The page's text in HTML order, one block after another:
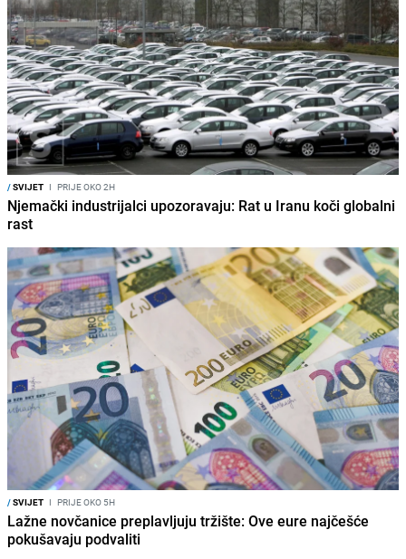
/SVIJET I PRIJE OKO 2H
Njemački industrijalci upozoravaju: Rat u Iranu koči globalni
rast
/SVIJET I PRIJE OKO 5H
Lažne novčanice preplavljuju tržište: Ove eure najčešće
pokušavaju podvaliti